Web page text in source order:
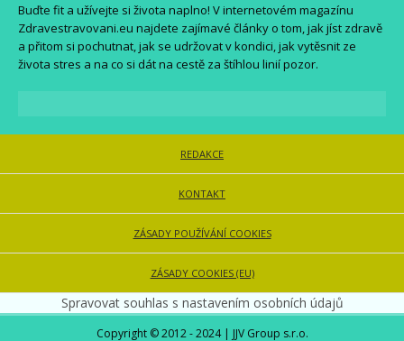
Buďte fit a užívejte si života naplno! V internetovém magazínu
Zdravestravovani.eu najdete zajímavé články o tom, jak jíst zdravě
a přitom si pochutnat, jak se udržovat v kondici, jak vytěsnit ze
života stres a na co si dát na cestě za štíhlou linií pozor.
REDAKCE
KONTAKT
ZÁSADY POUŽÍVÁNÍ COOKIES
ZÁSADY COOKIES (EU)
Spravovat souhlas s nastavením osobních údajů
Copyright © 2012 - 2024 | JJV Group s.r.o.